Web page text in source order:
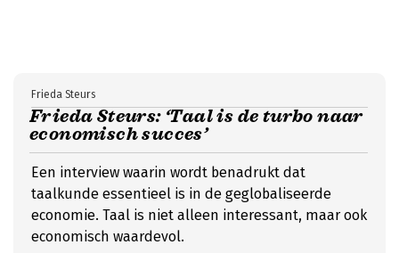
Frieda Steurs: ‘Taal is de turbo naar
economisch succes’
Frieda Steurs
Een interview waarin wordt benadrukt dat
taalkunde essentieel is in de geglobaliseerde
economie. Taal is niet alleen interessant, maar ook
economisch waardevol.